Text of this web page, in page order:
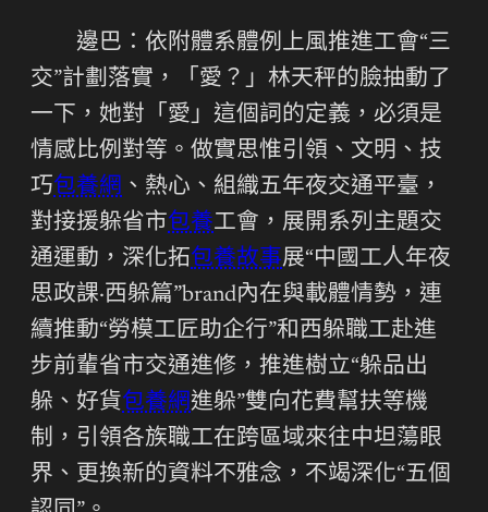
邊巴：依附體系體例上風推進工會“三
交”計劃落實，「愛？」林天秤的臉抽動了
一下，她對「愛」這個詞的定義，必須是
情感比例對等。做實思惟引領、文明、技
巧包養網 、熱心、組織五年夜交通平臺，
對接援躲省市包養工會，展開系列主題交
通運動，深化拓包養故事展“中國工人年夜
思政課·西躲篇”brand內在與載體情勢，連
續推動“勞模工匠助企行”和西躲職工赴進
步前輩省市交通進修，推進樹立“躲品出
躲、好貨包養網進躲”雙向花費幫扶等機
制，引領各族職工在跨區域來往中坦蕩眼
界、更換新的資料不雅念，不竭深化“五個